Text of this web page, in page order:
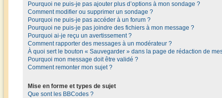
Pourquoi ne puis-je pas ajouter plus d’options à mon sondage ?
Comment modifier ou supprimer un sondage ?
Pourquoi ne puis-je pas accéder à un forum ?
Pourquoi ne puis-je pas joindre des fichiers à mon message ?
Pourquoi ai-je reçu un avertissement ?
Comment rapporter des messages à un modérateur ?
À quoi sert le bouton « Sauvegarder » dans la page de rédaction de
Pourquoi mon message doit être validé ?
Comment remonter mon sujet ?
Mise en forme et types de sujet
Que sont les BBCodes ?